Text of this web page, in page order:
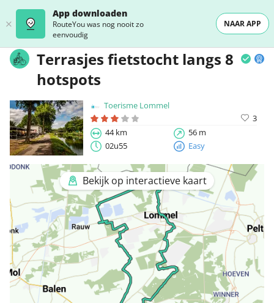
App downloaden
RouteYou was nog nooit zo
eenvoudig
NAAR APP
Terrasjes fietstocht langs 8
hotspots
Toerisme Lommel
3
44 km
56 m
02u55
Easy
Bekijk op interactieve kaart